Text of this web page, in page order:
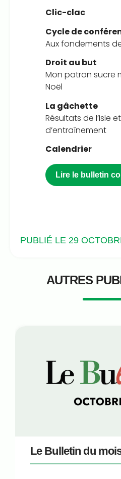
Clic-clac
Cycle de
Aux fondements
Droit au but
Mon patron sucre
Noël
La gâchette
Résultats de l’Isle
d’entraînement
Calendrier
Lire le bulletin
PUBLIÉ LE 29
AUTRES
Le Bulletin du